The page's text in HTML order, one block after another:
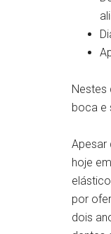
Nestes
boca e
Apesar
hoje
por
dois